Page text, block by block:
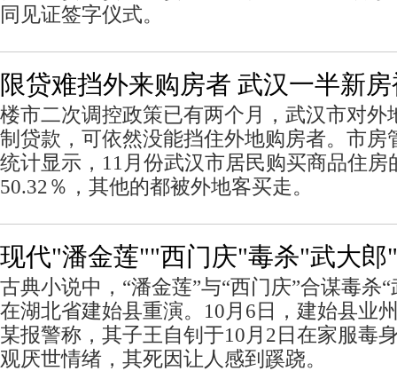
同见证签字仪式。
限贷难挡外来购房者 武汉一半新
楼市二次调控政策已有两个月，武汉市对外
制贷款，可依然没能挡住外地购房者。市房
统计显示，11月份武汉市居民购买商品住房
50.32％，其他的都被外地客买走。
现代"潘金莲""西门庆"毒杀"武大郎
古典小说中，“潘金莲”与“西门庆”合谋毒杀
在湖北省建始县重演。10月6日，建始县业
某报警称，其子王自钊于10月2日在家服毒
观厌世情绪，其死因让人感到蹊跷。